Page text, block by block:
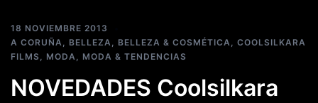
18 NOVIEMBRE 2013
A CORUÑA, BELLEZA, BELLEZA & COSMÉTICA, COOLSILKARA
FILMS , MODA, MODA & TENDENCIAS
NOVEDADES Coolsilkara